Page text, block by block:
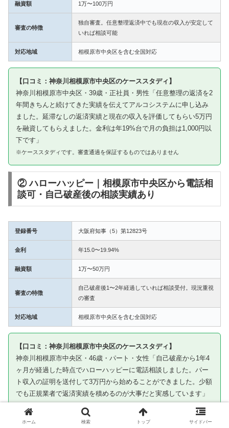
融資額 1万〜100万円
審査の特徴
独自審査。任意整理返済中でも現在の収入が安定して
いれば相談可能
対応地域 相模原市中央区を含む全国対応
【口コミ：神奈川相模原市中央区のケーススタディ】
神奈川相模原市中央区・39歳・正社員・男性「任意整理の返済を2
年間きちんと続けてきた実績を伝えてアルコシステムに申し込み
ました。延滞なしの返済実績と現在の収入を評価してもらい5万円
を融資してもらえました。金利は年19%台で月の負担は1,000円以
下です」
※ケーススタディです。審査通過を保証するものではありません
② ハローハッピー｜相模原市中央区から電話相
談可・自己破産後の相談実績あり
登録番号 大阪府知事（5）第12823号
金利 年15.0〜19.94%
融資額 1万〜50万円
審査の特徴
自己破産後1〜2年経過していれば相談受付。現況重視
の審査
対応地域 相模原市中央区を含む全国対応
【口コミ：神奈川相模原市中央区のケーススタディ】
神奈川相模原市中央区・46歳・パート・女性「自己破産から1年4
ヶ月が経過した時点でハローハッピーに電話相談しました。パー
ト収入の証明を送付して3万円から始めることができました。少額
でも正規業者で返済実績を積めるのが大事だと実感しています」
ホーム 検索 トップ サイドバー